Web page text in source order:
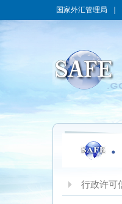
国家外汇管理局
行政许可